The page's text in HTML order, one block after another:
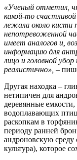
«Ученый отметил,
какой-то
лежала около кисти
непотревоженной
имеет аналогов и,
информацию для
лицо и головной
реалистично», –
Другая находка –
нетипичен для
деревянные
водоплавающих
раскопкам в
периоду ранней
андроновскую среду
культура), которое